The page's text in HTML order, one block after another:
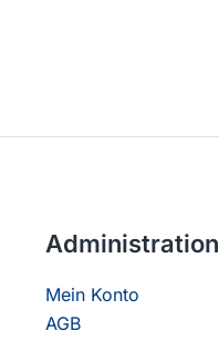
Administration
Mein Konto
AGB